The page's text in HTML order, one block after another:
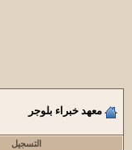
معهد خبراء بلوجر
التسجيل